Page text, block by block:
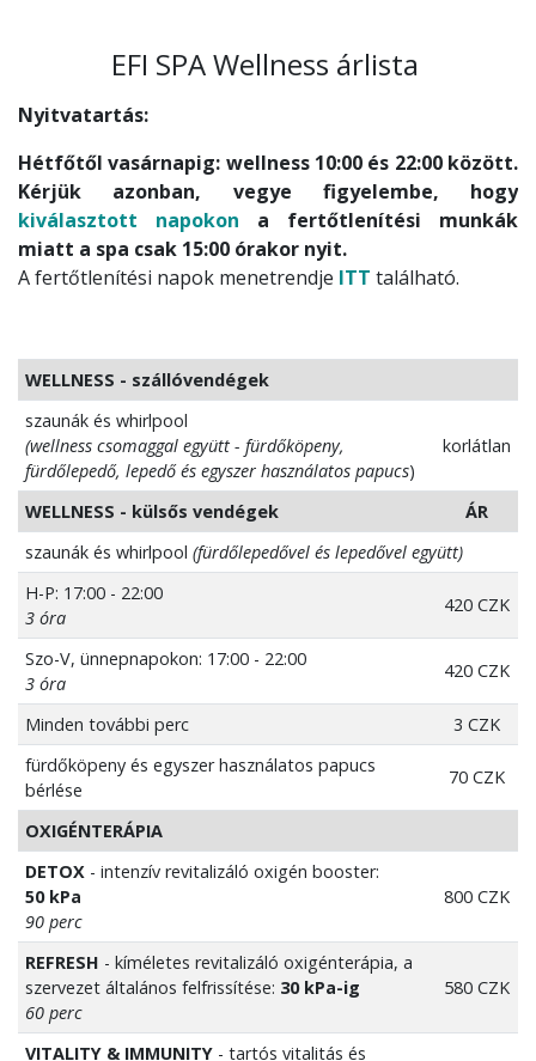
EFI SPA Wellness árlista
Nyitvatartás:
Hétfőtől vasárnapig: wellness 10:00 és 22:00 között.
Kérjük azonban, vegye figyelembe, hogy
kiválasztott napokon a fertőtlenítési munkák
miatt a spa csak 15:00 órakor nyit.
A fertőtlenítési napok menetrendje ITT található.
WELLNESS - szállóvendégek
szaunák és whirlpool
(wellness csomaggal együtt - fürdőköpeny,
fürdőlepedő, lepedő és egyszer használatos papucs)
korlátlan
WELLNESS - külsős vendégek
ÁR
szaunák és whirlpool(fürdőlepedővel és lepedővel együtt)
H-P: 17:00 - 22:00
3 óra
420 CZK
Szo-V, ünnepnapokon: 17:00 - 22:00
3 óra
420 CZK
Minden további perc
3 CZK
fürdőköpeny és egyszer használatos papucs
bérlése
70 CZK
OXIGÉNTERÁPIA
DETOX - intenzív revitalizáló oxigén booster:
50 kPa
90 perc
800 CZK
REFRESH - kíméletes revitalizáló oxigénterápia, a
szervezet általános felfrissítése: 30 kPa-ig
60 perc
580 CZK
VITALITY & IMMUNITY - tartós vitalitás és